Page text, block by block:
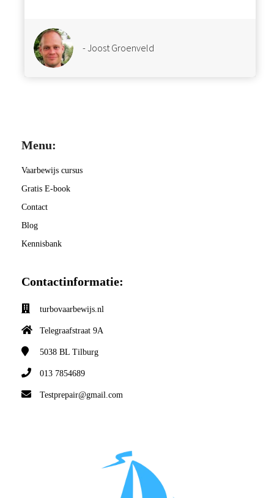
- Joost Groenveld
Menu:
Vaarbewijs cursus
Gratis E-book
Contact
Blog
Kennisbank
Contactinformatie:
turbovaarbewijs.nl
Telegraafstraat 9A
5038 BL Tilburg
013 7854689
Testprepair@gmail.com